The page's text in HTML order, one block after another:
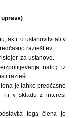
uprave)
aktu o ustanovitvi ali v
razrešitev.
za ustanove.
nalog iz
razreši.
je lahko predčasno
ni v skladu z interesi
tega člena je